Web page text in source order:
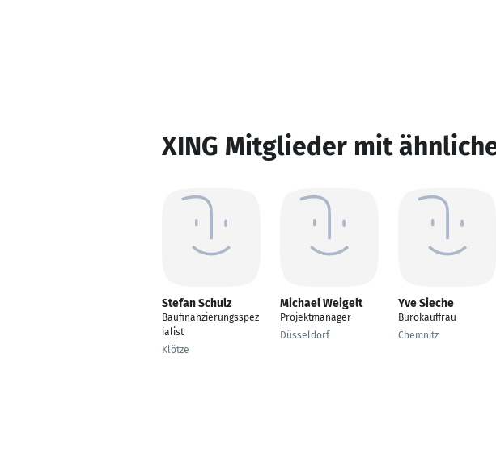
XING Mitglieder mit
Stefan Schulz
Baufinanzierungsspez
ialist
Klötze
Michael Weigelt
Projektmanager
Düsseldorf
Yve Sieche
Bürokauffrau
Chemnitz